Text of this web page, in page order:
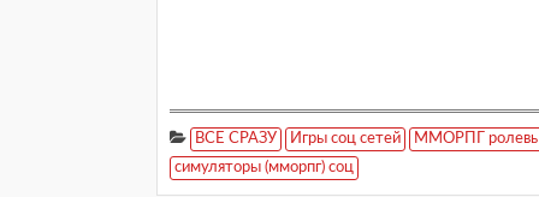
ВСЕ СРАЗУ Игры соц сетей
ММОРПГ
симуляторы (мморпг) соц